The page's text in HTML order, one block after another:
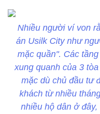
Nhiều người ví von
án Usilk City như
mặc quần". Các
xung quanh của 3
mặc dù chủ đầu tư
khách từ nhiều
nhiều hộ dân ở